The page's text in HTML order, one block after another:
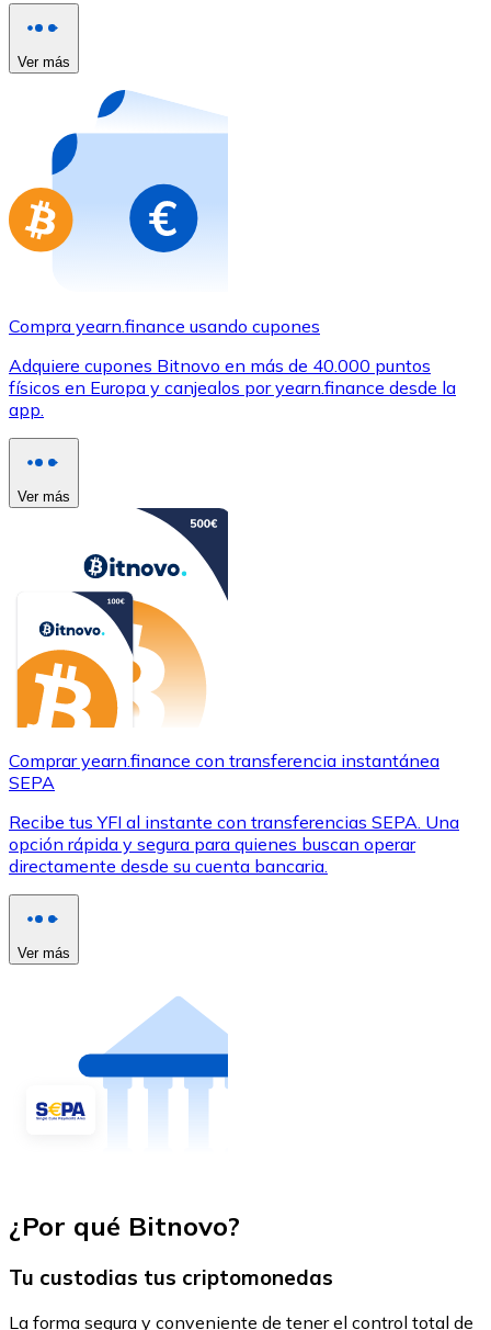
Tienda - Tarjetas regalo
Nuevo
Compra tarjetas regalo de tus marcas favoritas con
Ir a la tienda de tarjetas regalo
Ver más
Compra yearn.finance usando cupones
Adquiere cupones Bitnovo en más de 40.000 puntos
físicos en Europa y canjealos por yearn.finance desde la
app.
Ver más
Comprar yearn.finance con transferencia instantánea
SEPA
Recibe tus YFI al instante con transferencias SEPA. Una
opción rápida y segura para quienes buscan operar
directamente desde su cuenta bancaria.
Ver más
¿Por qué Bitnovo?
Tu custodias tus criptomonedas
La forma segura y conveniente de tener el control total de